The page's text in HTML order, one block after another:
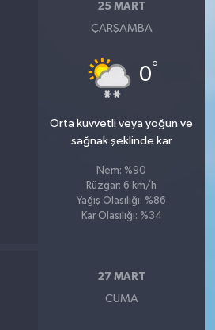
25 MART
ÇARŞAMBA
0°
Orta kuvvetli veya yoğun ve
sağnak şeklinde kar
Nem: %90
Rüzgar: 6 km/h
Yağış Olasılığı: %86
Kar Olasılığı: %34
27 MART
CUMA